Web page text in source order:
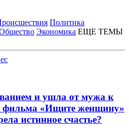
Политика
Экономика ЕЩЕ ТЕМЫ
и ушла от мужа к
фильма «Ищите женщину»
истинное счастье?